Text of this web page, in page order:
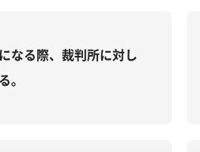
なる際、裁判所に対し
。